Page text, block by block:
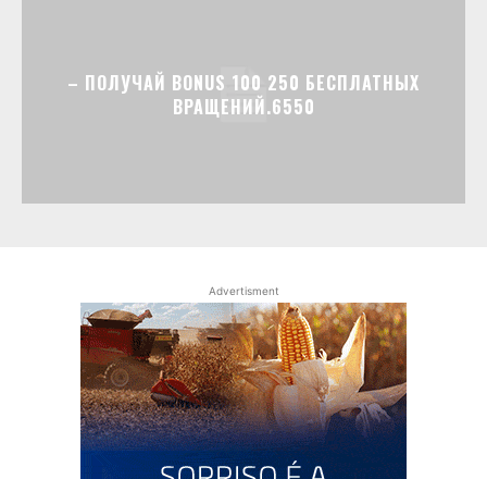
– ПОЛУЧАЙ BONUS 100 250 БЕСПЛАТНЫХ
ВРАЩЕНИЙ.6550
Advertisment